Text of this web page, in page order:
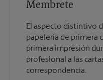
Membrete
El aspecto distintivo
papelería de primera
primera impresión
profesional a las